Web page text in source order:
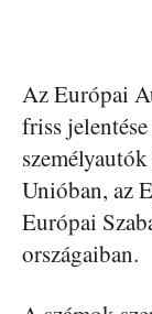
Az Európai
friss
Unióban, az
Európai
országaiban.